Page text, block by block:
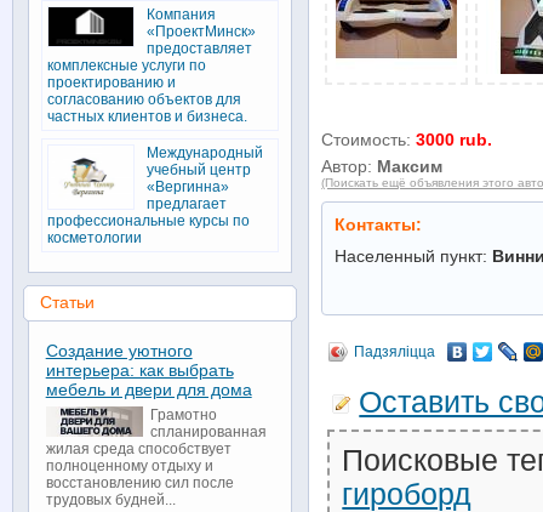
Стоимость:3000 rub.
Автор: Максим
(Поискать ещё объявления этого
Контакты:
Населенный пункт:
Падзяліцца
Оставить
Поисковые
гироборд
Компания
«ПроектМинск»
предоставляет
комплексные услуги по
проектированию и
согласованию объектов для
частных клиентов и бизнеса.
Международный
учебный центр
«Вергинна»
предлагает
профессиональные курсы по
косметологии
Статьи
Создание уютного
интерьера: как выбрать
мебель и двери для дома
Грамотно
спланированная
жилая среда способствует
полноценному отдыху и
восстановлению сил после
трудовых будней...